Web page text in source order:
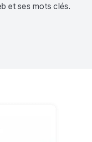
et ses mots clés.